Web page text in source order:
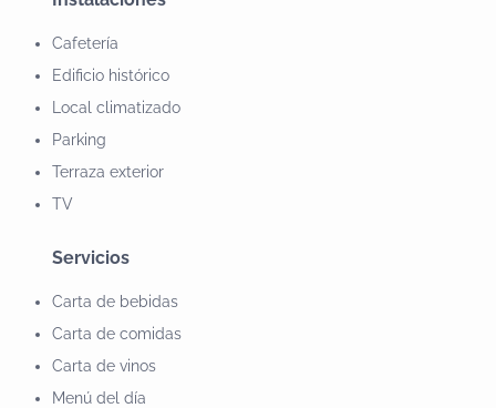
Cafetería
Edificio histórico
Local climatizado
Parking
Terraza exterior
TV
Servicios
Carta de bebidas
Carta de comidas
Carta de vinos
Menú del día